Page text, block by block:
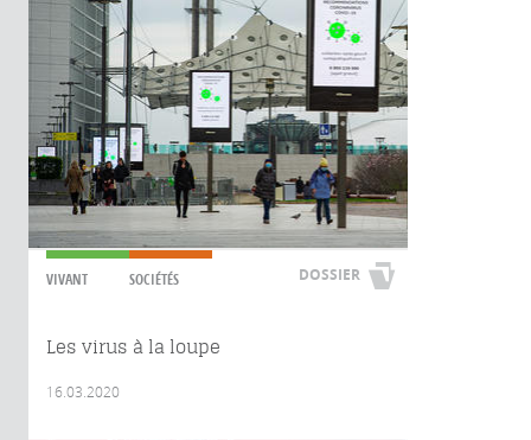
VIVANT SOCIÉTÉS DOSSIER
Les virus à la loupe
16.03.2020